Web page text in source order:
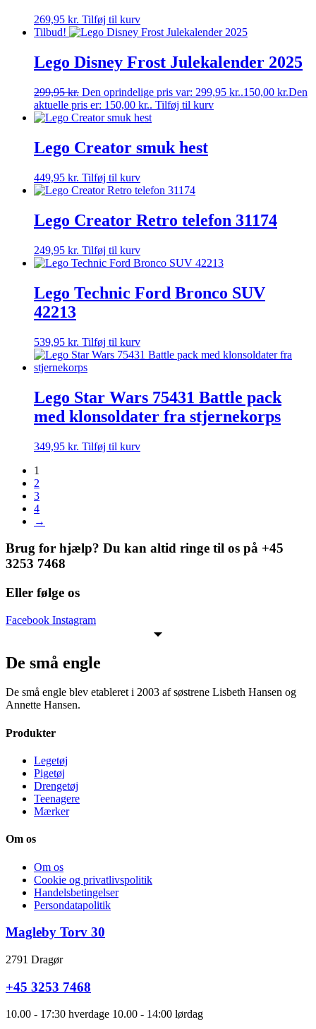
269,95 kr. Tilføj til kurv
Tilbud!
Lego Disney Frost Julekalender 2025
299,95kr. Den oprindelige pris var: 299,95 kr..150,00 kr.Den
aktuelle pris er: 150,00 kr.. Tilføj til kurv
Lego Creator smuk hest
449,95 kr. Tilføj til kurv
Lego Creator Retro telefon 31174
249,95 kr. Tilføj til kurv
Lego Technic Ford Bronco SUV
42213
539,95 kr. Tilføj til kurv
Lego Star Wars 75431 Battle pack
med klonsoldater fra stjernekorps
349,95 kr. Tilføj til kurv
1
2
3
4
→
Brug for hjælp? Du kan altid ringe til os på +45
3253 7468
Eller følge os
Facebook Instagram
De små engle
De små engle blev etableret i 2003 af søstrene Lisbeth Hansen og
Annette Hansen.
Produkter
Legetøj
Pigetøj
Drengetøj
Teenagere
Mærker
Om os
Om os
Cookie og privatlivspolitik
Handelsbetingelser
Persondatapolitik
Magleby Torv 30
2791 Dragør
+45 3253 7468
10.00 - 17:30 hverdage 10.00 - 14:00 lørdag